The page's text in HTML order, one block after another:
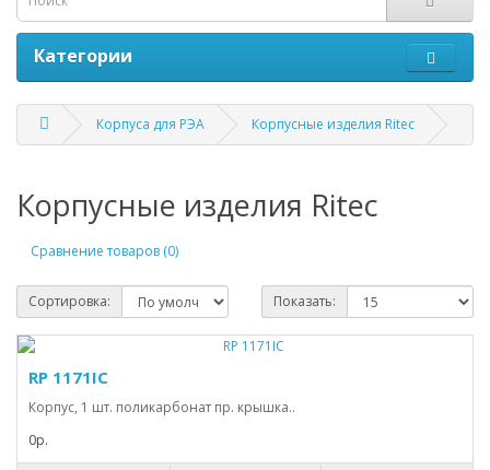
Категории
Корпуса для РЭА Корпусные изделия Ritec
Корпусные изделия Ritec
Сравнение товаров (0)
Сортировка: Показать:
RP 1171IC
Корпус, 1 шт. поликарбонат пр. крышка..
0р.